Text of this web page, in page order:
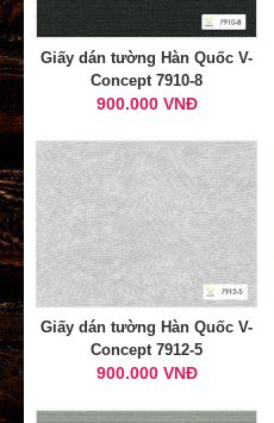
Giấy dán tường Hàn Quốc V-
Concept 7910-8
900.000 VNĐ
Giấy dán tường Hàn Quốc V-
Concept 7912-5
900.000 VNĐ